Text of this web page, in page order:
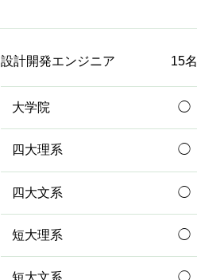
設計開発エンジニア 15名
大学院 ◯
四大理系 ◯
四大文系 ◯
短大理系 ◯
短大文系 ◯